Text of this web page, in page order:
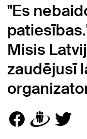
"Es
Misis
zaudējusī